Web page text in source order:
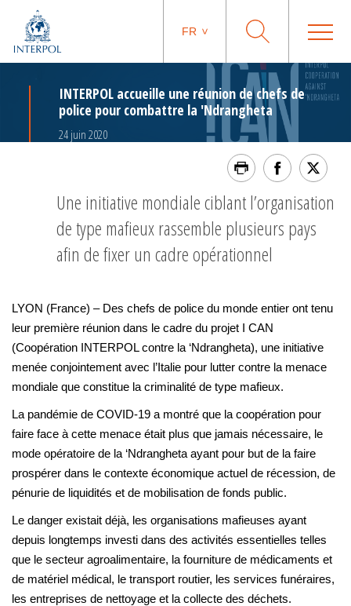
FR
INTERPOL accueille une réunion de chefs de
police pour combattre la 'Ndrangheta
24 juin 2020
Une initiative mondiale ciblant l’organisation
de type mafieux rassemble plusieurs pays
afin de fixer un cadre opérationnel
LYON (France) – Des chefs de police du monde entier ont tenu
leur première réunion dans le cadre du projet I CAN
(Coopération INTERPOL contre la ‘Ndrangheta), une initiative
menée conjointement avec l’Italie pour lutter contre la menace
mondiale que constitue la criminalité de type mafieux.
La pandémie de COVID-19 a montré que la coopération pour
faire face à cette menace était plus que jamais nécessaire, le
mode opératoire de la ‘Ndrangheta ayant pour but de la faire
prospérer dans le contexte économique actuel de récession, de
pénurie de liquidités et de mobilisation de fonds public.
Le danger existait déjà, les organisations mafieuses ayant
depuis longtemps investi dans des activités essentielles telles
que le secteur agroalimentaire, la fourniture de médicaments et
de matériel médical, le transport routier, les services funéraires,
les entreprises de nettoyage et la collecte des déchets.